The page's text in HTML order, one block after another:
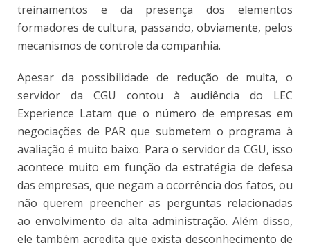
treinamentos e da presença dos elementos
formadores de cultura, passando, obviamente, pelos
mecanismos de controle da companhia.
Apesar da possibilidade de redução de multa, o
servidor da CGU contou à audiência do LEC
Experience Latam que o número de empresas em
negociações de PAR que submetem o programa à
avaliação é muito baixo. Para o servidor da CGU, isso
acontece muito em função da estratégia de defesa
das empresas, que negam a ocorrência dos fatos, ou
não querem preencher as perguntas relacionadas
ao envolvimento da alta administração. Além disso,
ele também acredita que exista desconhecimento de